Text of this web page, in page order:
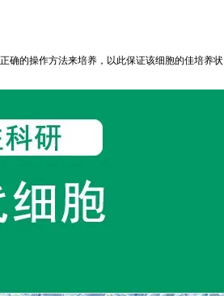
确的操作方法来培养，以此保证该细胞的佳培养状